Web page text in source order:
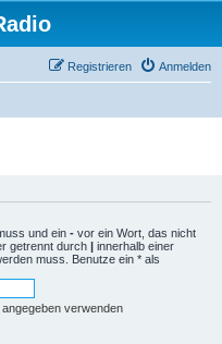
Anmelden
Registrieren
und ein - vor ein Wort, das nicht
getrennt durch | innerhalb einer
muss. Benutze ein * als
verwenden